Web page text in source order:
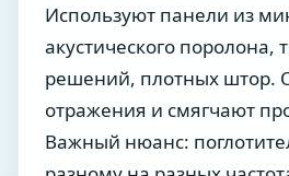
Используют панели из
акустического поролона,
решений, плотных штор.
отражения и смягчают
Важный нюанс: